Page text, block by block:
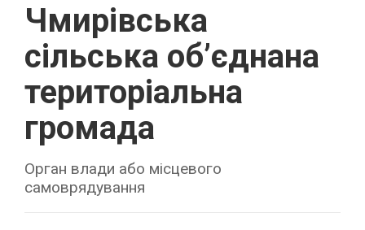
Чмирівська
сільська об’єднана
територіальна
громада
Орган влади або місцевого
самоврядування